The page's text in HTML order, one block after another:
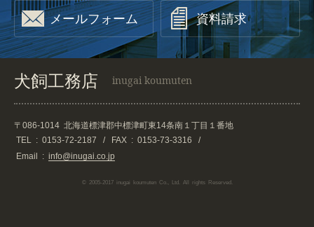
 メールフォーム  資料請求
犬飼工務店 inugai koumuten
〒086-1014 北海道標津郡中標津町東14条南１丁目１番地
TEL : 0153-72-2187 / FAX : 0153-73-3316
/
Email : info@inugai.co.jp
© 2005-2017 inugai koumuten Co., Ltd. All rights Reserved.